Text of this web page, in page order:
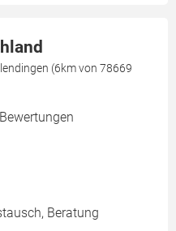
(6km von 78669
Beratung